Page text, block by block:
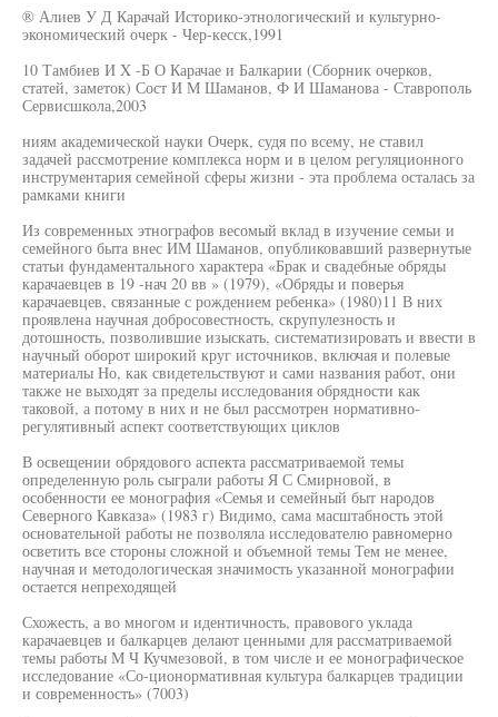
® Алиев У Д Карачай Историко-этнологический и культурно-
экономический очерк - Чер-кесск,1991
10 Тамбиев И X -Б О Карачае и Балкарии (Сборник очерков,
статей, заметок) Сост И М Шаманов, Ф И Шаманова - Ставрополь
Сервисшкола,2003
ниям академической науки Очерк, судя по всему, не ставил
задачей рассмотрение комплекса норм и в целом регуляционного
инструментария семейной сферы жизни - эта проблема осталась за
рамками книги
Из современных этнографов весомый вклад в изучение семьи и
семейного быта внес ИМ Шаманов, опубликовавший развернутые
статьи фундаментального характера «Брак и свадебные обряды
карачаевцев в 19 -нач 20 вв » (1979), «Обряды и поверья
карачаевцев, связанные с рождением ребенка» (1980)11 В них
проявлена научная добросовестность, скрупулезность и
дотошность, позволившие изыскать, систематизировать и ввести в
научный оборот широкий круг источников, включая и полевые
материалы Но, как свидетельствуют и сами названия работ, они
также не выходят за пределы исследования обрядности как
таковой, а потому в них и не был рассмотрен нормативно-
регулятивный аспект соответствующих циклов
В освещении обрядового аспекта рассматриваемой темы
определенную роль сыграли работы Я С Смирновой, в
особенности ее монография «Семья и семейный быт народов
Северного Кавказа» (1983 г) Видимо, сама масштабность этой
основательной работы не позволяла исследователю равномерно
осветить все стороны сложной и объемной темы Тем не менее,
научная и методологическая значимость указанной монографии
остается непреходящей
Схожесть, а во многом и идентичность, правового уклада
карачаевцев и балкарцев делают ценными для рассматриваемой
темы работы М Ч Кучмезовой, в том числе и ее монографическое
исследование «Со-ционормативная культура балкарцев традиции
и современность» (7003)